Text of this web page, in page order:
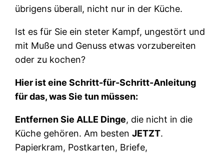
übrigens überall, nicht nur in der Küche.
Ist es für Sie ein steter Kampf, ungestört und
mit Muße und Genuss etwas vorzubereiten
oder zu kochen?
Hier ist eine Schritt-für-Schritt-Anleitung
für das, was Sie tun müssen:
Entfernen Sie ALLE Dinge, die nicht in die
Küche gehören. Am bestenJETZT.
Papierkram, Postkarten, Briefe,